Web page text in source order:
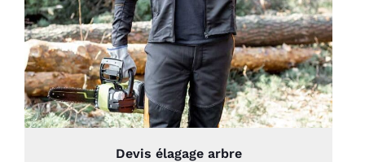
Devis élagage arbre